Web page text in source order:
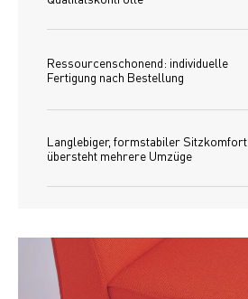
Ressourcenschonend: individuelle
Fertigung nach Bestellung
Langlebiger, formstabiler Sitzkomfort
übersteht mehrere Umzüge